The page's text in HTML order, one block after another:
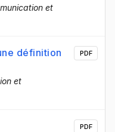
et
définition
et
PDF
PDF